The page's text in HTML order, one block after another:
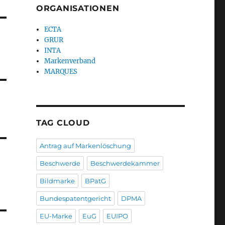
ORGANISATIONEN
ECTA
GRUR
INTA
Markenverband
MARQUES
TAG CLOUD
Antrag auf Markenlöschung
Beschwerde Beschwerdekammer
Bildmarke BPatG
Bundespatentgericht DPMA
EU-Marke EuG EUIPO